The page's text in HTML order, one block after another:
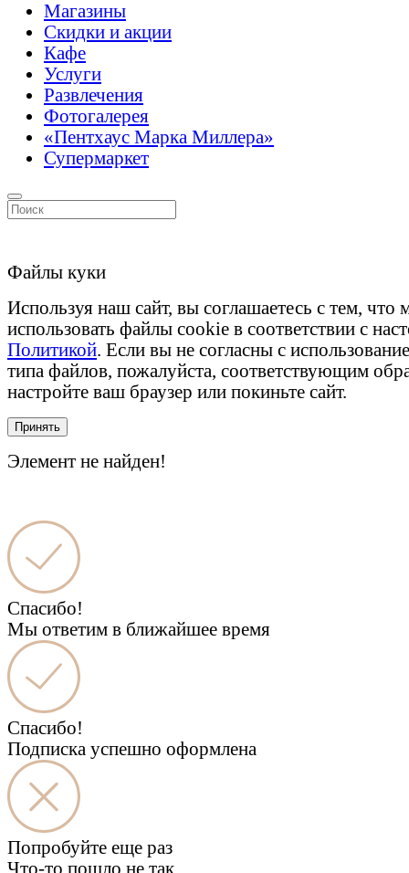
Магазины
Скидки и акции
Кафе
Услуги
Развлечения
Фотогалерея
«Пентхаус Марка Миллера»
Супермаркет
Файлы куки
Используя наш сайт, вы соглашаетесь с тем,
использовать файлы cookie в соответствии с
Политикой. Если вы не согласны с
типа файлов, пожалуйста, соответствующим
настройте ваш браузер или покиньте сайт.
Принять
Элемент не найден!
Спасибо!
Мы ответим в ближайшее время
Спасибо!
Подписка успешно оформлена
Попробуйте еще раз
Что-то пошло не так...